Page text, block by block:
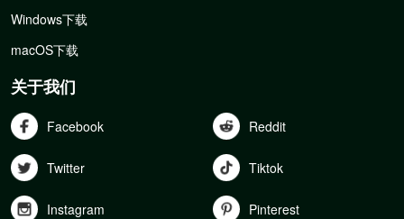
Windows下载
macOS下载
关于我们
Facebook Reddit
Twitter Tiktok
Instagram Pinterest